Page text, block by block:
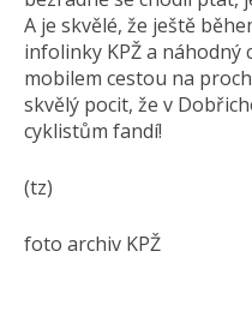
A je skvělé, že ještě
infolinky KPŽ a náhodný
mobilem cestou na
skvělý pocit, že v
cyklistům fandí!
(tz)
foto archiv KPŽ